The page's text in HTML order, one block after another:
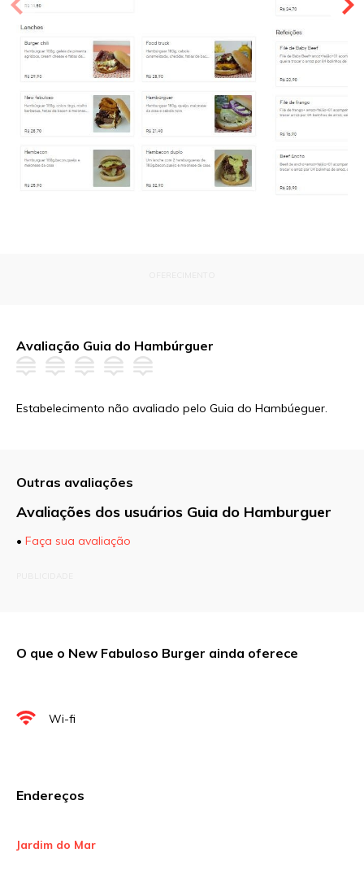
Avaliação Guia do Hambúrguer
Estabelecimento não avaliado pelo Guia do Hambúeguer.
Outras avaliações
Avaliações dos usuários Guia do Hamburguer
• Faça sua avaliação
Nome
O que o New Fabuloso Burger ainda oferece
Wi-fi
Endereços
Jardim do Mar